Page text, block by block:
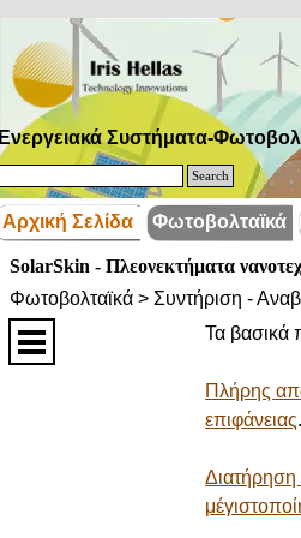
Ενεργειακά Συστήματα-
Search
Αρχική Σελίδα Φωτοβολταϊκά
SolarSkin - Πλεονεκτήματα
Φωτοβολταϊκά > Συντήριση -
Τα βασικά
Πλήρης
επιφάνειας.
Διατήρηση